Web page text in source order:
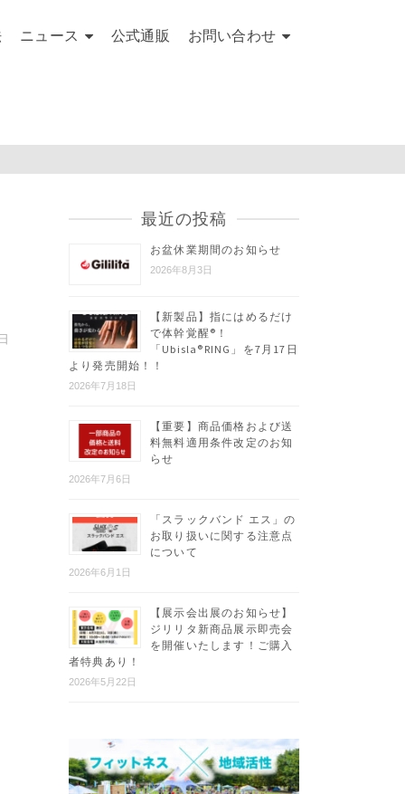
ニュース 公式通販 お問い合わせ
最近の投稿
お盆休業期間のお知らせ
2026年8月3日
【新製品】指にはめるだけ
で体幹覚醒®︎！
「Ubisla®︎RING」を7月17日
より発売開始！！
2026年7月18日
【重要】商品価格および送
料無料適用条件改定のお知
らせ
2026年7月6日
「スラックバンド エス」の
お取り扱いに関する注意点
について
2026年6月1日
【展示会出展のお知らせ】
ジリリタ新商品展示即売会
を開催いたします！ご購入
者特典あり！
2026年5月22日